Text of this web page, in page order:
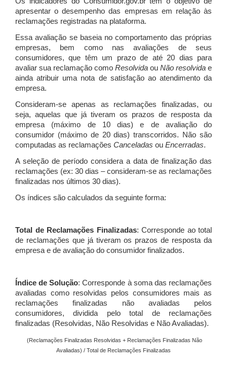
apresentar o desempenho das empresas em relação às
reclamações registradas na plataforma.
Essa avaliação se baseia no comportamento das próprias
empresas, bem como nas avaliações de seus
consumidores, que têm um prazo de até 20 dias para
avaliar sua reclamação como Resolvida ou Não resolvida e
ainda atribuir uma nota de satisfação ao atendimento da
empresa.
Consideram-se apenas as reclamações finalizadas, ou
seja, aquelas que já tiveram os prazos de resposta da
empresa (máximo de 10 dias) e de avaliação do
consumidor (máximo de 20 dias) transcorridos. Não são
computadas as reclamações Canceladas ou Encerradas.
A seleção de período considera a data de finalização das
reclamações (ex: 30 dias – consideram-se as reclamações
finalizadas nos últimos 30 dias).
Os índices são calculados da seguinte forma:
Total de Reclamações Finalizadas: Corresponde ao total
de reclamações que já tiveram os prazos de resposta da
empresa e de avaliação do consumidor finalizados.
Índice de Solução: Corresponde à soma das reclamações
avaliadas como resolvidas pelos consumidores mais as
reclamações finalizadas não avaliadas pelos
consumidores, dividida pelo total de reclamações
finalizadas (Resolvidas, Não Resolvidas e Não Avaliadas).
(Reclamações Finalizadas Resolvidas + Reclamações Finalizadas Não
Avaliadas) / Total de Reclamações Finalizadas